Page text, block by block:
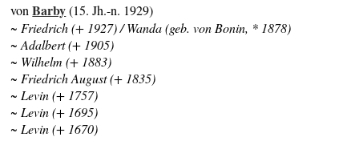
vonBarby(15. Jh.-n. 1929)
~ Friedrich (+ 1927) / Wanda (geb. von Bonin, * 1878)
~ Adalbert (+ 1905)
~ Wilhelm (+ 1883)
~ Friedrich August (+ 1835)
~ Levin (+ 1757)
~ Levin (+ 1695)
~ Levin (+ 1670)